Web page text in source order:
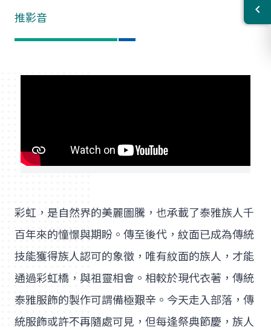
推影音
彩虹，是自然界的美麗圖騰，也承載了泰雅族人千
百年來的憧憬與期盼。傳至後代，紋面已成為傳統
技能獲得族人認可的象徵，唯有紋面的族人，才能
通過彩虹橋，與祖靈相會。相較於現代衣著，傳統
泰雅服飾的製作可謂備極艱辛。今天走入部落，傳
統服飾或許不再隨處可見，但每逢祭典節慶，族人